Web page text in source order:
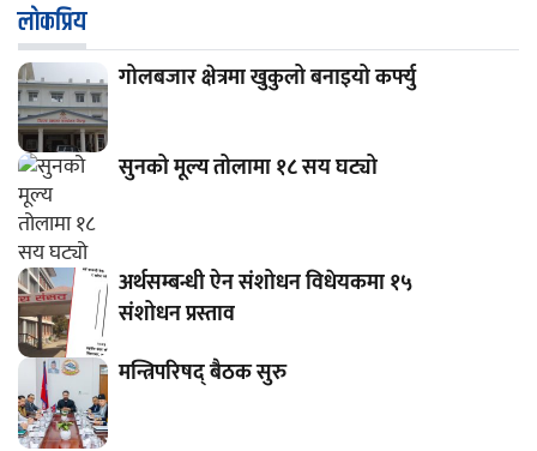
लाेकप्रिय
गोलबजार क्षेत्रमा खुकुलो बनाइयो कर्फ्यु
सुनको मूल्य तोलामा १८ सय घट्यो
अर्थसम्बन्धी ऐन संशोधन विधेयकमा १५
संशोधन प्रस्ताव
मन्त्रिपरिषद् बैठक सुरु